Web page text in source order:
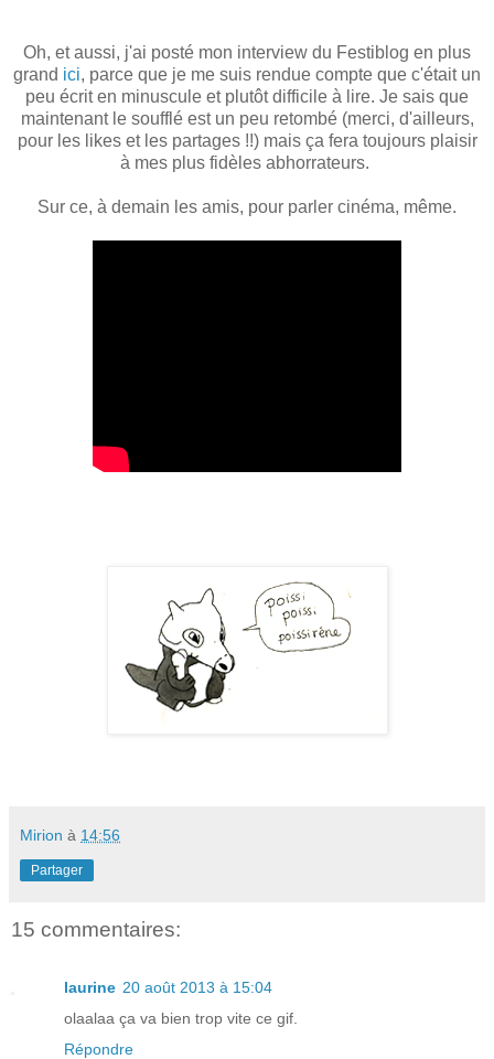
Oh, et aussi, j'ai posté mon interview du Festiblog en plus
grand ici, parce que je me suis rendue compte que c'était un
peu écrit en minuscule et plutôt difficile à lire. Je sais que
maintenant le soufflé est un peu retombé (merci, d'ailleurs,
pour les likes et les partages !!) mais ça fera toujours plaisir
à mes plus fidèles abhorrateurs.
Sur ce, à demain les amis, pour parler cinéma, même.
Mirion à 14:56
Partager
15 commentaires:
laurine 20 août 2013 à 15:04
olaalaa ça va bien trop vite ce gif.
Répondre